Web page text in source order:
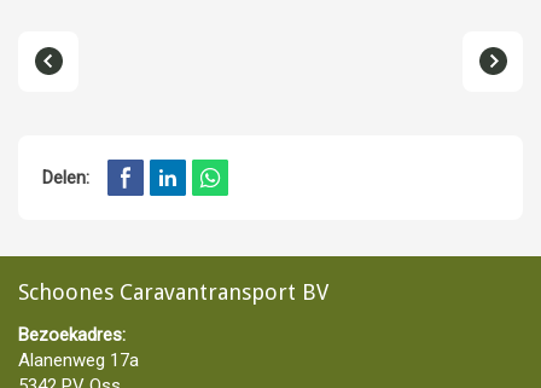
Delen:
Schoones Caravantransport BV
Bezoekadres:
Alanenweg 17a